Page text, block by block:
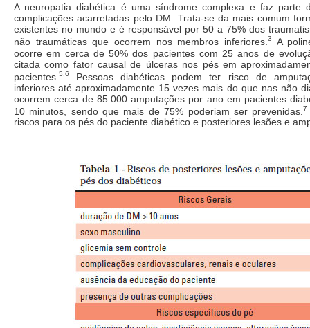
A neuropatia diabética é uma síndrome complexa e faz parte
complicações acarretadas pelo DM. Trata-se da mais comum
existentes no mundo e é responsável por 50 a 75% dos
não traumáticas que ocorrem nos membros inferiores. 3
A
ocorre em cerca de 50% dos pacientes com 25 anos de
citada como fator causal de úlceras nos pés em
pacientes. 5,6
Pessoas diabéticas podem ter risco de
inferiores até aproximadamente 15 vezes mais do que nas não
ocorrem cerca de 85.000 amputações por ano em pacientes
10 minutos, sendo que mais de 75% poderiam ser prevenidas. 7
riscos para os pés do paciente diabético e posteriores lesões e